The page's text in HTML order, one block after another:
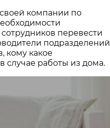
компании по
перевести
подразделений
кому какое
случае работы из дома.